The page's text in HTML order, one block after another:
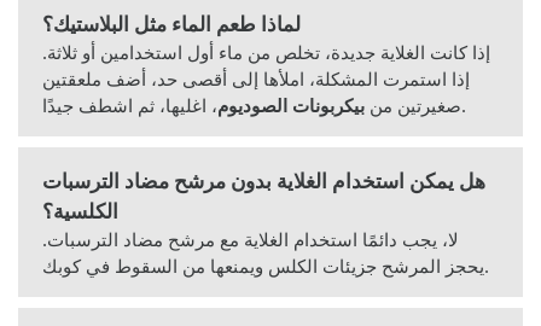
لماذا طعم الماء مثل البلاستيك؟
إذا كانت الغلاية جديدة، تخلص من ماء أول استخدامين أو ثلاثة.
إذا استمرت المشكلة، املأها إلى أقصى حد، أضف ملعقتين
صغيرتين من بيكربونات الصوديوم ، اغليها، ثم اشطف جيدًا.
هل يمكن استخدام الغلاية بدون مرشح مضاد الترسبات
الكلسية؟
لا، يجب دائمًا استخدام الغلاية مع مرشح مضاد الترسبات.
يحجز المرشح جزيئات الكلس ويمنعها من السقوط في كوبك.